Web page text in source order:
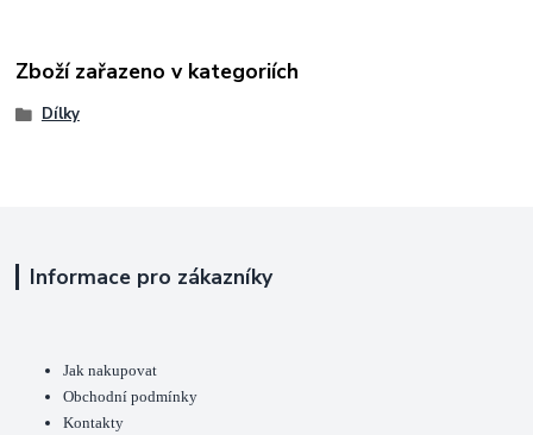
Zboží zařazeno v kategoriích
Dílky
Informace pro zákazníky
Jak nakupovat
Obchodní podmínky
Kontakty